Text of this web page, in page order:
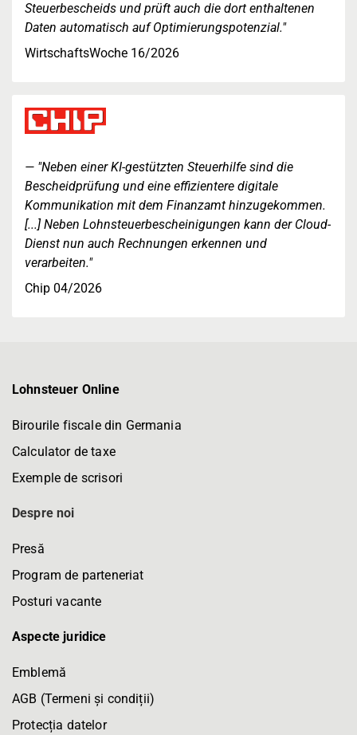
Steuerbescheids und prüft auch die dort enthaltenen
Daten automatisch auf Optimierungspotenzial."
WirtschaftsWoche 16/2026
"Neben einer KI-gestützten Steuerhilfe sind die
Bescheidprüfung und eine effizientere digitale
Kommunikation mit dem Finanzamt hinzugekommen.
[...] Neben Lohnsteuerbescheinigungen kann der Cloud-
Dienst nun auch Rechnungen erkennen und
verarbeiten."
Chip 04/2026
Lohnsteuer Online
Birourile fiscale din Germania
Calculator de taxe
Exemple de scrisori
Despre noi
Presă
Program de parteneriat
Posturi vacante
Aspecte juridice
Emblemă
AGB (Termeni și condiții)
Protecția datelor